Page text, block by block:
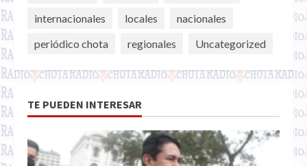
internacionales
locales
nacionales
periódico chota
regionales Uncategorized
TE PUEDEN INTERESAR